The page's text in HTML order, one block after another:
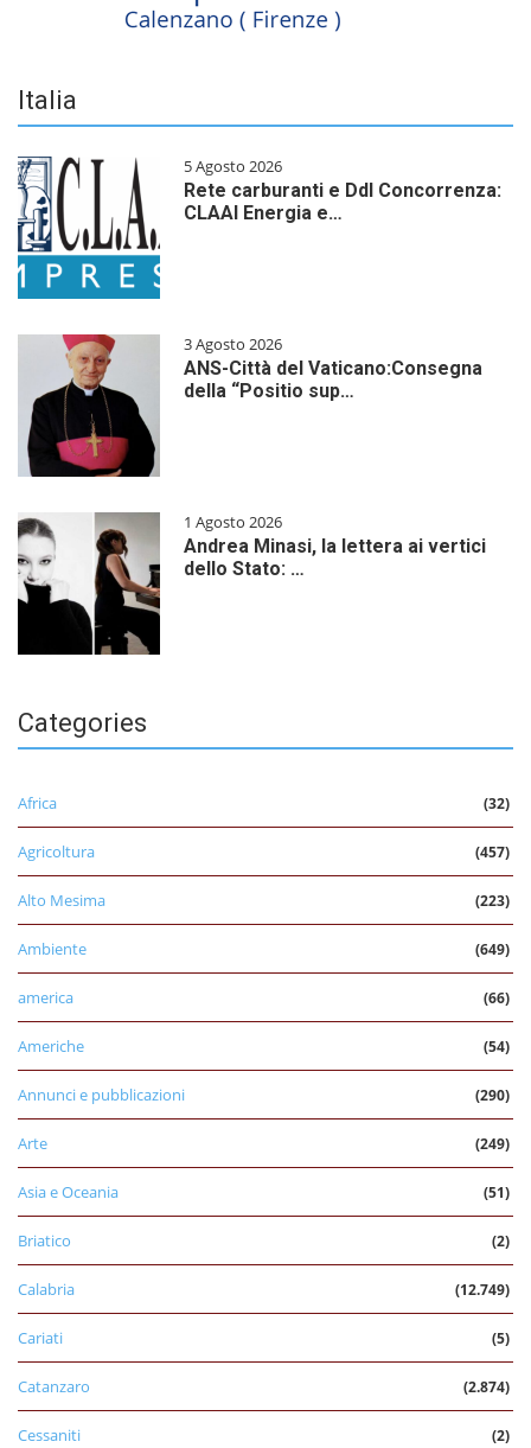
Italia
5 Agosto 2026
Rete carburanti e Ddl Concorrenza:
CLAAI Energia e…
3 Agosto 2026
ANS-Città del Vaticano:Consegna
della “Positio sup…
1 Agosto 2026
Andrea Minasi, la lettera ai vertici
dello Stato: …
Categories
Africa (32)
Agricoltura (457)
Alto Mesima (223)
Ambiente (649)
america (66)
Americhe (54)
Annunci e pubblicazioni (290)
Arte (249)
Asia e Oceania (51)
Briatico (2)
Calabria (12.749)
Cariati (5)
Catanzaro (2.874)
Cessaniti (2)